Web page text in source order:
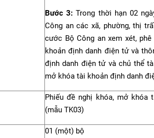
Bước 3: Trong thời hạn 02
Công an các xã, phường, thị
cước Bộ Công an xem xét,
khoản định danh điện tử và
định danh điện tử và chủ thể
mở khóa tài khoản định danh
Phiếu đề nghị khóa, mở
(mẫu TK03)
01 (một) bộ